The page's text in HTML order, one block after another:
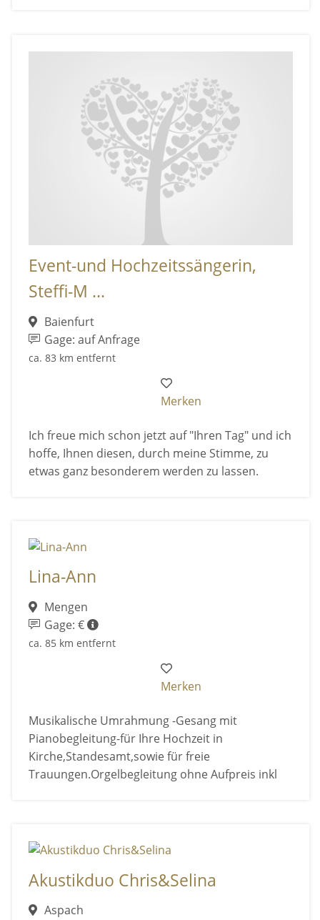
Event-und Hochzeitssängerin,
Steffi-M ...
Baienfurt
Gage: auf Anfrage
ca. 83 km entfernt
Merken
Ich freue mich schon jetzt auf "Ihren Tag" und ich
hoffe, Ihnen diesen, durch meine Stimme, zu
etwas ganz besonderem werden zu lassen.
Lina-Ann
Mengen
Gage: €
ca. 85 km entfernt
Merken
Musikalische Umrahmung -Gesang mit
Pianobegleitung-für Ihre Hochzeit in
Kirche,Standesamt,sowie für freie
Trauungen.Orgelbegleitung ohne Aufpreis inkl
Akustikduo Chris&Selina
Aspach